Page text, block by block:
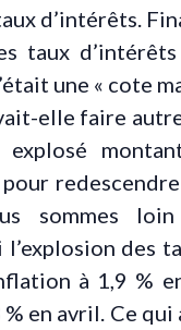
d’intérêts.
taux
une « cote
elle faire
sommes
l’explosion des
à 1,9 %
en avril. Ce qui